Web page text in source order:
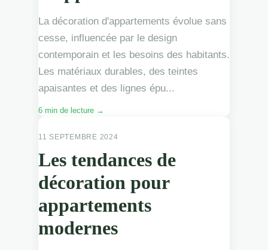
La décoration d'appartements évolue sans
cesse, influencée par le design
contemporain et les besoins des habitants.
Les matériaux durables, des teintes
apaisantes et des lignes épu...
6 min de lecture →
11 SEPTEMBRE 2024
Les tendances de
décoration pour
appartements
modernes